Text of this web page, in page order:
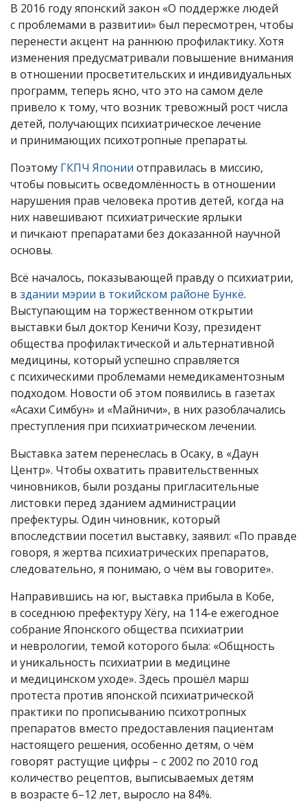
В 2016 году японский закон «О поддержке людей
с проблемами в развитии» был пересмотрен, чтобы
перенести акцент на раннюю профилактику. Хотя
изменения предусматривали повышение внимания
в отношении просветительских и индивидуальных
программ, теперь ясно, что это на самом деле
привело к тому, что возник тревожный рост числа
детей, получающих психиатрическое лечение
и принимающих психотропные препараты.
Поэтому ГКПЧ Японии отправилась в миссию,
чтобы повысить осведомлённость в отношении
нарушения прав человека против детей, когда на
них навешивают психиатрические ярлыки
и пичкают препаратами без доказанной научной
основы.
Всё началось, показывающей правду о психиатрии,
в здании мэрии в токийском районе Бункё.
Выступающим на торжественном открытии
выставки был доктор Кеничи Козу, президент
общества профилактической и альтернативной
медицины, который успешно справляется
с психическими проблемами немедикаментозным
подходом. Новости об этом появились в газетах
«Асахи Симбун» и «Майничи», в них разоблачались
преступления при психиатрическом лечении.
Выставка затем перенеслась в Осаку, в «Даун
Центр». Чтобы охватить правительственных
чиновников, были розданы пригласительные
листовки перед зданием администрации
префектуры. Один чиновник, который
впоследствии посетил выставку, заявил: «По правде
говоря, я жертва психиатрических препаратов,
следовательно, я понимаю, о чём вы говорите».
Направившись на юг, выставка прибыла в Кобе,
в соседнюю префектуру Хёгу, на 114-е ежегодное
собрание Японского общества психиатрии
и неврологии, темой которого была: «Общность
и уникальность психиатрии в медицине
и медицинском уходе». Здесь прошёл марш
протеста против японской психиатрической
практики по прописыванию психотропных
препаратов вместо предоставления пациентам
настоящего решения, особенно детям, о чём
говорят растущие цифры – с 2002 по 2010 год
количество рецептов, выписываемых детям
в возрасте 6–12 лет, выросло на 84%.